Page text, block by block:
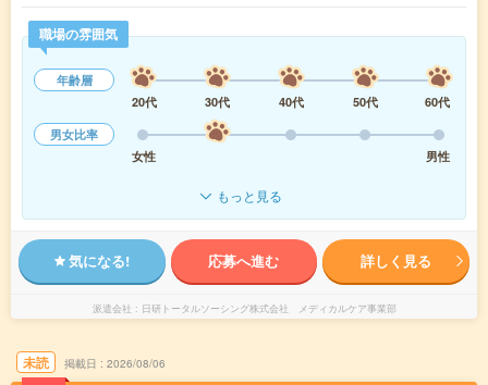
職場の雰囲気
年齢層
20代
30代 40代 50代
60代
男女比率
女性
男性
もっと見る
気になる! 応募へ進む 詳しく見る
派遣会社 日研トータルソーシング株式会社 メディカルケア事業部
未読 掲載日 2026/08/06